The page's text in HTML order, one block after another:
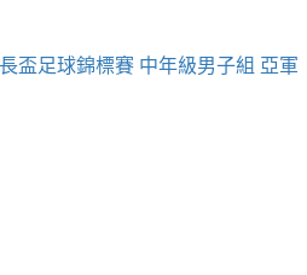
盃足球錦標賽 中年級男子組 亞軍